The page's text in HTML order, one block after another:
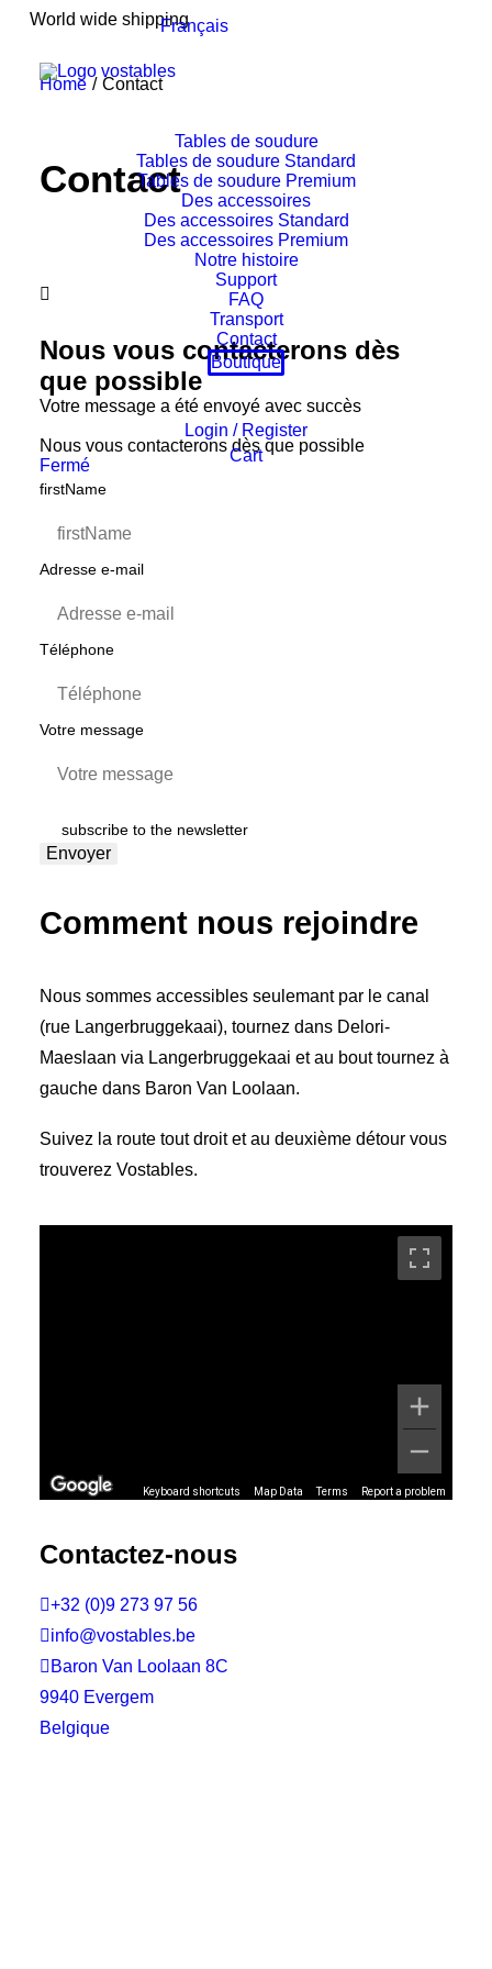
World wide shippingFrançais
Tables de soudure
Tables de soudure Standard
Tables de soudure Premium
Des accessoires
Des accessoires Standard
Des accessoires Premium
Notre histoire
Support
FAQ
Transport
Contact
Boutique
Login / Register
Cart
Home Contact
Contact

Nous vous contacterons dès
que possible
Votre message a été envoyé avec succès
Nous vous contacterons dès que possible
Fermé
firstName
Adresse e-mail
Téléphone
Votre message
subscribe to the newsletter
Envoyer
Comment nous rejoindre
Nous sommes accessibles seulemant par le canal
(rue Langerbruggekaai), tournez dans Delori-
Maeslaan via Langerbruggekaai et au bout tournez à
gauche dans Baron Van Loolaan.
Suivez la route tout droit et au deuxième détour vous
trouverez Vostables.
Keyboard shortcuts Map Data Terms Report a problem
Contactez-nous
+32 (0)9 273 97 56
info@vostables.be
 Baron Van Loolaan 8C
9940 Evergem
Belgique